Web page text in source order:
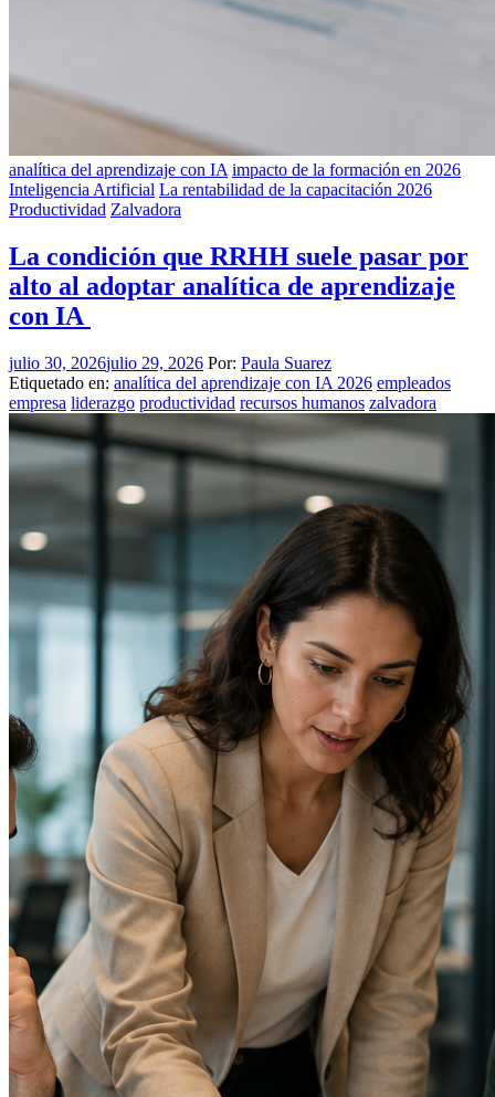
analítica del aprendizaje con IA impacto de la formación en 2026
Inteligencia Artificial La rentabilidad de la capacitación 2026
Productividad Zalvadora
La condición que RRHH suele pasar por
alto al adoptar analítica de aprendizaje
con IA
julio 30, 2026julio 29, 2026 Por: Paula Suarez
Etiquetado en: analítica del aprendizaje con IA 2026 empleados
empresa liderazgo productividad recursos humanos zalvadora